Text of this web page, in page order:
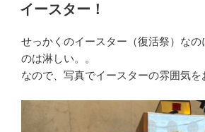
日:
イースター！
せっかくのイースター（復活祭）なの
のは淋しい。。
なので、写真でイースターの雰囲気を